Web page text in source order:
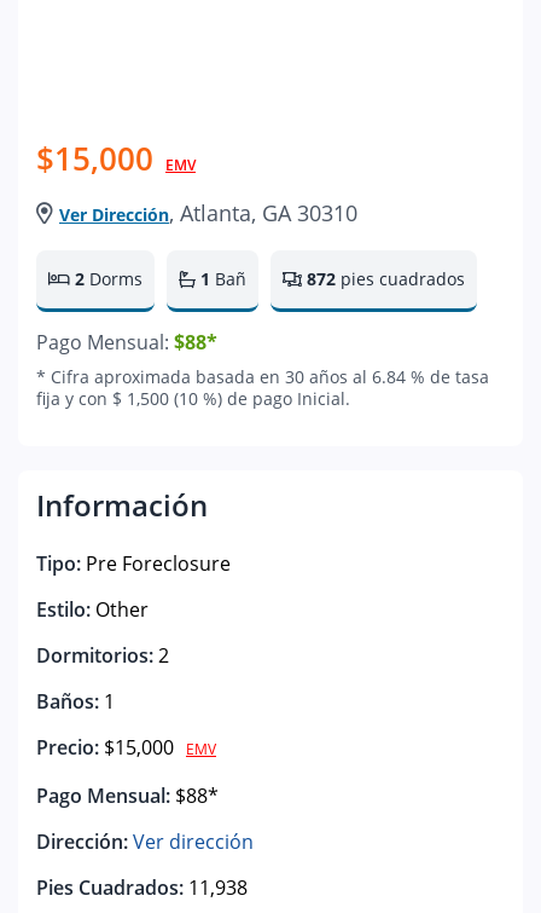
$15,000 EMV
Ver Dirección, Atlanta, GA 30310
2 Dorms 1 Bañ 872 pies cuadrados
Pago Mensual: $88*
* Cifra aproximada basada en 30 años al 6.84 % de tasa
fija y con $ 1,500 (10 %) de pago Inicial.
Información
Tipo: Pre Foreclosure
Estilo: Other
Dormitorios:2
Baños: 1
Precio: $15,000 EMV
Pago Mensual: $88*
Dirección:Ver dirección
Pies Cuadrados: 11,938